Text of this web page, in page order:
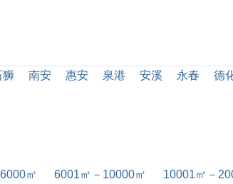
狮 南安 惠安 泉港 安溪 永春 德
㎡ 6001㎡－10000㎡ 10001㎡－